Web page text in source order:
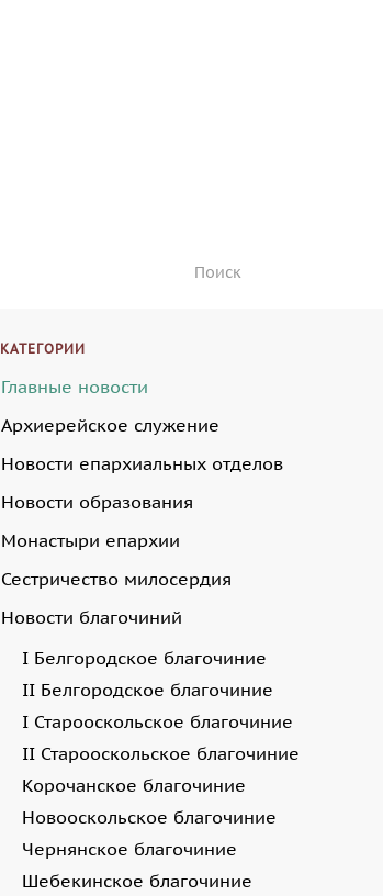
КАТЕГОРИИ
Главные новости
Архиерейское служение
Новости епархиальных отделов
Новости образования
Монастыри епархии
Сестричество милосердия
Новости благочиний
I Белгородское благочиние
II Белгородское благочиние
I Старооскольское благочиние
II Старооскольское благочиние
Корочанское благочиние
Новооскольское благочиние
Чернянское благочиние
Шебекинское благочиние